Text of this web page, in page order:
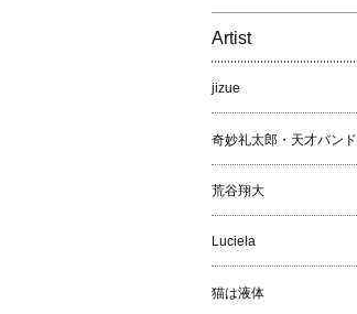
Artist
jizue
奇妙礼太郎・天才バンド
荒谷翔大
Luciela
猫は液体